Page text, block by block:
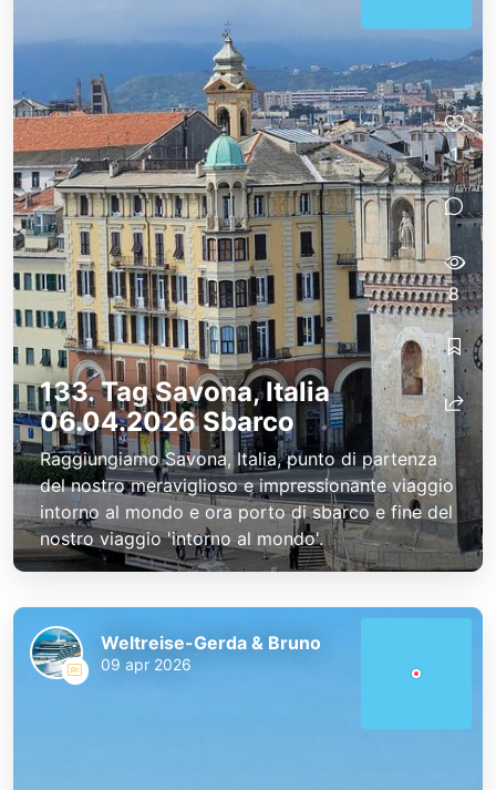
133. Tag Savona, Italia
06.04.2026 Sbarco
Raggiungiamo Savona, Italia, punto di partenza
del nostro meraviglioso e impressionante viaggio
intorno al mondo e ora porto di sbarco e fine del
nostro viaggio 'intorno al mondo'.
1
8
Weltreise-Gerda & Bruno
09 apr 2026